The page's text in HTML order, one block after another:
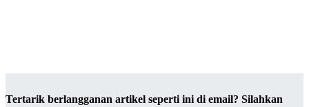
Tertarik berlangganan artikel seperti ini di email? Silahkan